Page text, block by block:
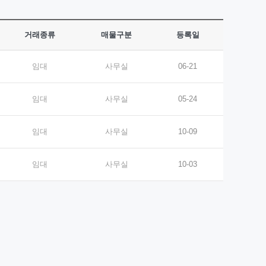
거래종류 매물구분 등록일
임대 사무실 06-21
임대 사무실 05-24
임대 사무실 10-09
임대 사무실 10-03